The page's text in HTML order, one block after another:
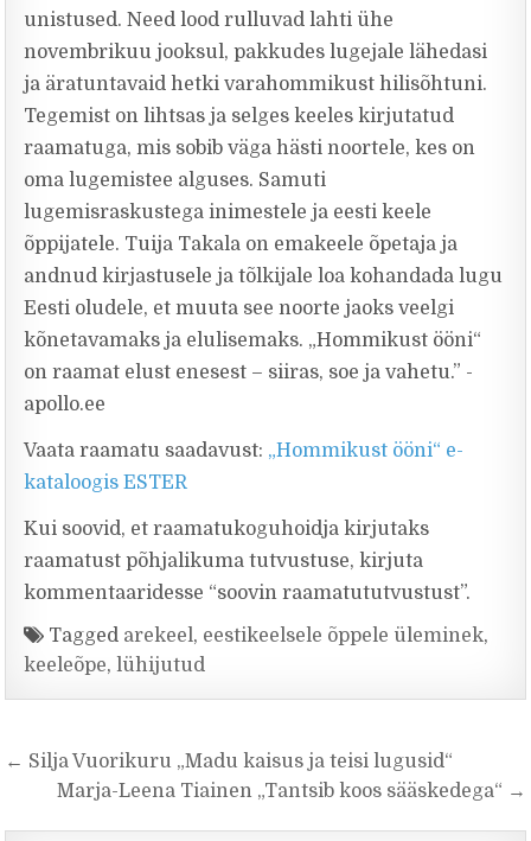
unistused. Need lood rulluvad lahti ühe
novembrikuu jooksul, pakkudes lugejale lähedasi
ja äratuntavaid hetki varahommikust hilisõhtuni.
Tegemist on lihtsas ja selges keeles kirjutatud
raamatuga, mis sobib väga hästi noortele, kes on
oma lugemistee alguses. Samuti
lugemisraskustega inimestele ja eesti keele
õppijatele. Tuija Takala on emakeele õpetaja ja
andnud kirjastusele ja tõlkijale loa kohandada lugu
Eesti oludele, et muuta see noorte jaoks veelgi
kõnetavamaks ja elulisemaks. „Hommikust ööni“
on raamat elust enesest – siiras, soe ja vahetu.” -
apollo.ee
Vaata raamatu saadavust: „Hommikust ööni“ e-
kataloogis ESTER
Kui soovid, et raamatukoguhoidja kirjutaks
raamatust põhjalikuma tutvustuse, kirjuta
kommentaaridesse “soovin raamatututvustust”.
Tagged arekeel, eestikeelsele õppele üleminek,
keeleõpe,lühijutud
Navigeerimine
← Silja Vuorikuru „Madu kaisus ja teisi lugusid“
Marja-Leena Tiainen „Tantsib koos sääskedega“ →